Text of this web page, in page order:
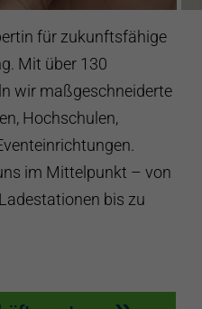
für zukunftsfähige
Mit über 130
wir maßgeschneiderte
Hochschulen,
im Mittelpunkt – von
bis zu